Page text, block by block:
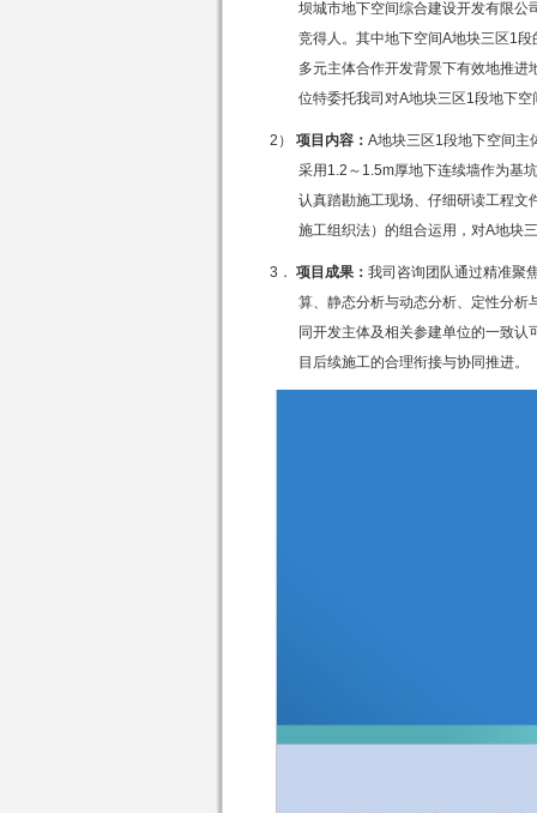
坝城市地下空间综合建设开发有限公
竞得人。其中地下空间A地块三区1段
多元主体合作开发背景下有效地推
位特委托我司对A地块三区1段地下空
2） 项目内容： A地块三区1 段地下空间主
采用1.2 ～ 1.5m厚地下连续墙作为基
认真踏勘施工现场、仔细研读工程文
施工组织法）的组合运用，对A地块
3． 项目成果： 我司咨询团队通过精准聚
算、静态分析与动态分析、定性分析
同开发主体及相关参建单位的一致
目后续施工的合理衔接与协同推进。